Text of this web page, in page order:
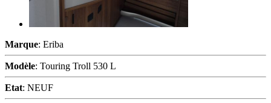
Marque: Eriba
Modèle: Touring Troll 530 L
Etat: NEUF